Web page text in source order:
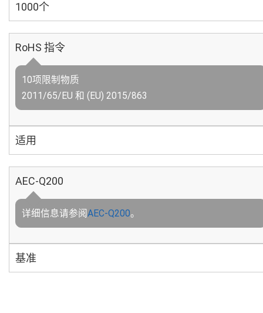
1000个
RoHS 指令
10项限制物质
2011/65/EU 和 (EU) 2015/863
适用
AEC-Q200
详细信息请参阅AEC-Q200。
基准